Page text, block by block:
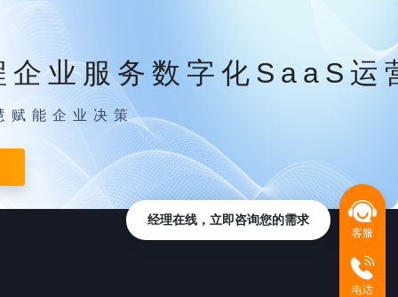
企业服务数字化SaaS运
赋能企业决策
客服
电话
经理在线，立即咨询您的需求